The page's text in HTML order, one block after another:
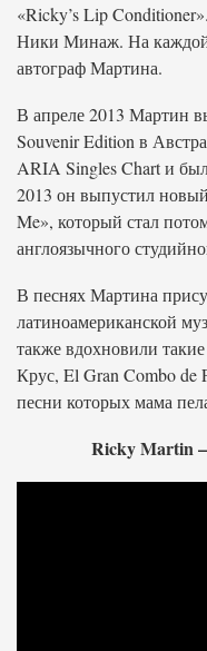
«Ricky’s Lip
Ники Минаж. На каждой
автограф Мартина.
В апреле 2013 Мартин
Souvenir Edition в
ARIA Singles Chart и
2013 он выпустил
Me», который стал
англоязычного
В песнях Мартина
латиноамериканской
также вдохновили
Крус, El Gran Combo de
песни которых мама
Ricky Martin